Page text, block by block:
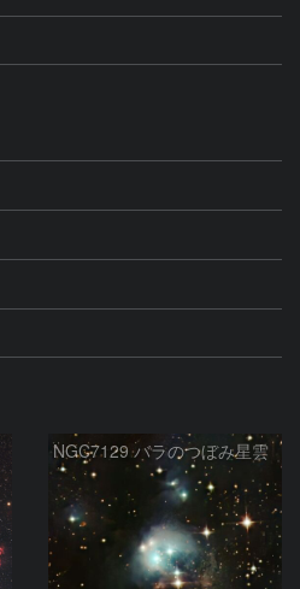
NGC7129 バラのつぼみ星雲